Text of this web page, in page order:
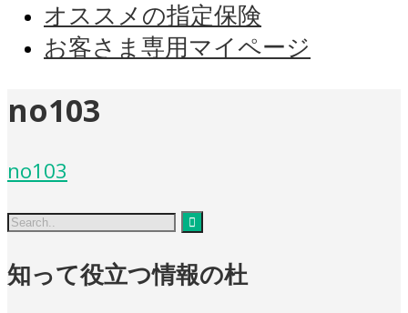
オススメの指定保険
お客さま専用マイページ
no103
no103
知って役立つ情報の杜